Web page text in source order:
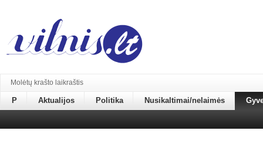
Molėtų krašto laikraštis
P Aktualijos Politika Nusikaltimai/nelaimės